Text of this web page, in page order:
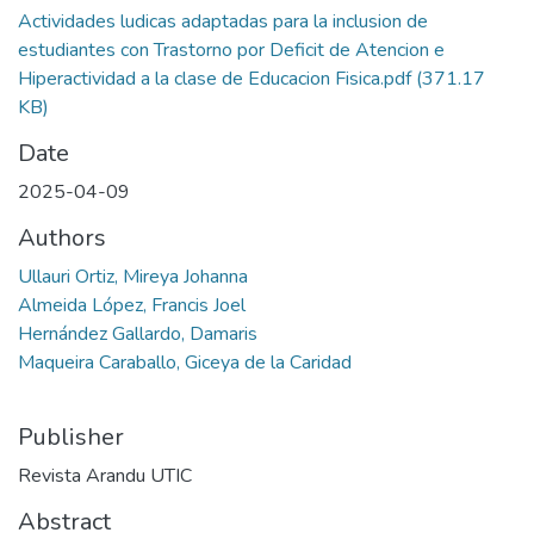
Actividades ludicas adaptadas para la inclusion de
estudiantes con Trastorno por Deficit de Atencion e
Hiperactividad a la clase de Educacion Fisica.pdf(371.17
KB)
Date
2025-04-09
Authors
Ullauri Ortiz, Mireya Johanna
Almeida López, Francis Joel
Hernández Gallardo, Damaris
Maqueira Caraballo, Giceya de la Caridad
Publisher
Revista Arandu UTIC
Abstract